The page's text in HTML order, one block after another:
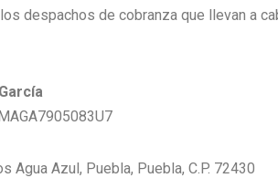
despachos de cobranza que llevan a
Agua Azul, Puebla, Puebla, C.P. 72430